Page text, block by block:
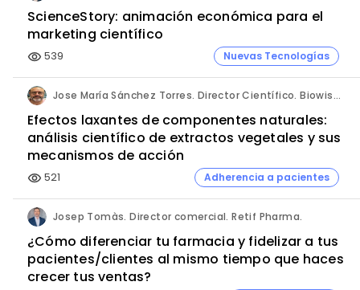
ScienceStory: animación económica para el
marketing científico
visibility 539 Nuevas Tecnologías
Jose María Sánchez Torres. Director Científico. Biowise Pharmaceuticals.
Efectos laxantes de componentes naturales:
análisis científico de extractos vegetales y sus
mecanismos de acción
visibility 521 Adherencia a pacientes
Josep Tomàs. Director comercial. Retif Pharma.
¿Cómo diferenciar tu farmacia y fidelizar a tus
pacientes/clientes al mismo tiempo que haces
crecer tus ventas?